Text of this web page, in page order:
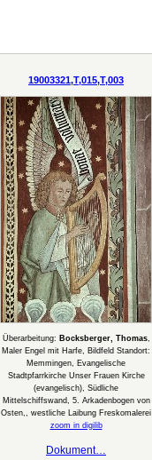
19003321,T,015,T,003
Überarbeitung: Bocksberger, Thomas,
Maler Engel mit Harfe, Bildfeld Standort:
Memmingen, Evangelische
Stadtpfarrkirche Unser Frauen Kirche
(evangelisch), Südliche
Mittelschiffswand, 5. Arkadenbogen von
Osten,, westliche Laibung Freskomalerei
zoom in digilib
Dokument…